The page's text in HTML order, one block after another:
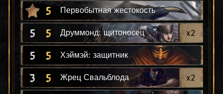
5 Первобытная жестокость
5 5 Друммонд: щитоносец x2
5 5 Хэймэй: защитник
3 5 Жрец Свальблода x2